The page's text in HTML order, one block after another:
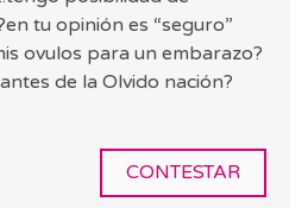
tu opinión es “seguro”
ovulos para un embarazo?
de la Olvido nación?
CONTESTAR